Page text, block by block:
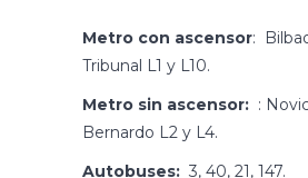
Metro con ascensor:
Tribunal L1 y L10.
Metro sin ascensor: :
Bernardo L2 y L4.
Autobuses: 3, 40, 21, 147.